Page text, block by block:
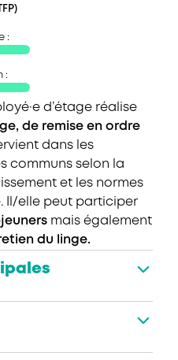
:
:
d’étage réalise
de remise en ordre
dans les
communs selon la
et les normes
Il/elle peut participer
mais également
du linge.